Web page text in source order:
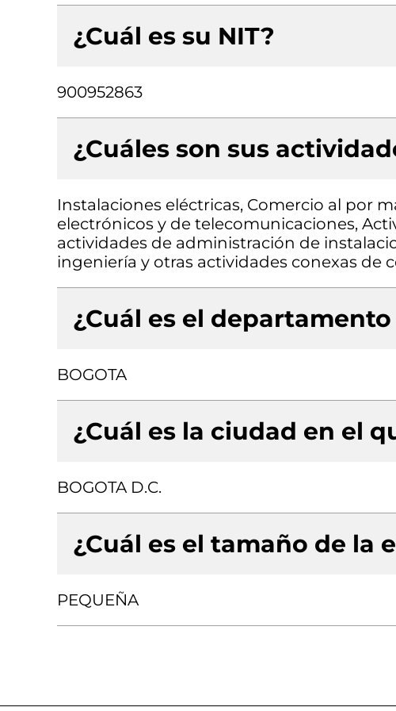
¿Cuál es su NIT?
900952863
¿Cuáles son sus
Instalaciones eléctricas, Comercio al por
electrónicos y de telecomunicaciones,
actividades de administración de
ingeniería y otras actividades conexas de
¿Cuál es el
BOGOTA
¿Cuál es la ciudad en el
BOGOTA D.C.
¿Cuál es el tamaño de la
PEQUEÑA